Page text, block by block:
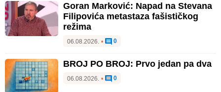
Goran Marković: Napad na Stevana
Filipovića metastaza fašističkog
režima
06.08.2026. • 0
BROJ PO BROJ: Prvo jedan pa dva
06.08.2026. • 0